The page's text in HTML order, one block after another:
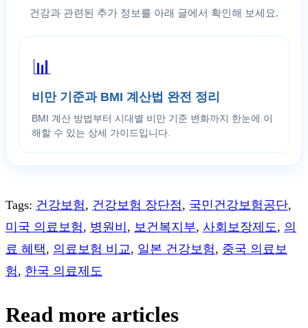
건강과 관련된 추가 정보를 아래 글에서 확인해 보세요.
📊
비만 기준과 BMI 계산법 완전 정리
BMI 계산 방법부터 시대별 비만 기준 변화까지 한눈에 이
해할 수 있는 상세 가이드입니다.
Tags: 건강보험 , 건강보험 장단점, 국민건강보험공단,
미국 의료보험 , 병원비 , 보건복지부, 사회보장제도, 의
료 혜택, 의료보험 비교, 일본 건강보험 , 중국 의료보
험 , 한국 의료제도
Read more articles